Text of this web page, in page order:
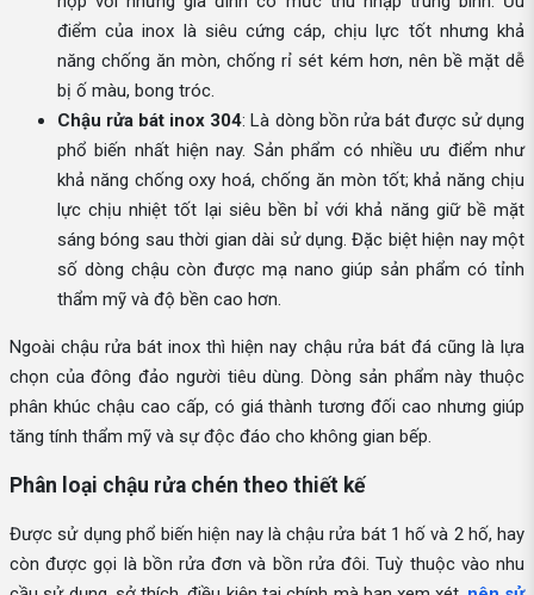
điểm của inox là siêu cứng cáp, chịu lực tốt nhưng khả
năng chống ăn mòn, chống rỉ sét kém hơn, nên bề mặt dễ
bị ố màu, bong tróc.
Chậu rửa bát inox 304: Là dòng bồn rửa bát được sử dụng
phổ biến nhất hiện nay. Sản phẩm có nhiều ưu điểm như
khả năng chống oxy hoá, chống ăn mòn tốt; khả năng chịu
lực chịu nhiệt tốt lại siêu bền bỉ với khả năng giữ bề mặt
sáng bóng sau thời gian dài sử dụng. Đặc biệt hiện nay một
số dòng chậu còn được mạ nano giúp sản phẩm có tỉnh
thẩm mỹ và độ bền cao hơn.
Ngoài chậu rửa bát inox thì hiện nay chậu rửa bát đá cũng là lựa
chọn của đông đảo người tiêu dùng. Dòng sản phẩm này thuộc
phân khúc chậu cao cấp, có giá thành tương đối cao nhưng giúp
tăng tính thẩm mỹ và sự độc đáo cho không gian bếp.
Phân loại chậu rửa chén theo thiết kế
Được sử dụng phổ biến hiện nay là chậu rửa bát 1 hố và 2 hố, hay
còn được gọi là bồn rửa đơn và bồn rửa đôi. Tuỳ thuộc vào nhu